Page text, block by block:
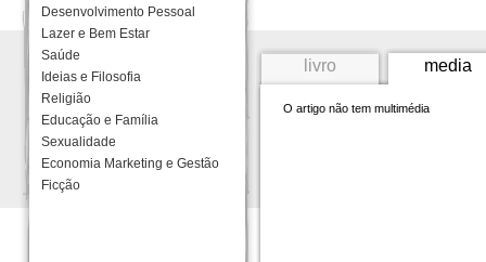
Desenvolvimento Pessoal
Lazer e Bem Estar
Saúde
Ideias e Filosofia
Religião
Educação e Família
Sexualidade
Economia Marketing e Gestão
Ficção
livro media
O artigo não tem multimédia